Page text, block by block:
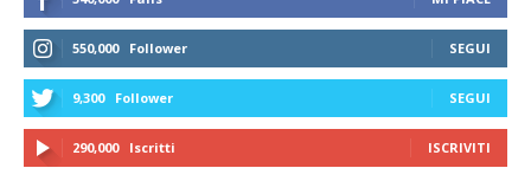
550,000 Follower SEGUI
9,300 Follower SEGUI
290,000 Iscritti ISCRIVITI